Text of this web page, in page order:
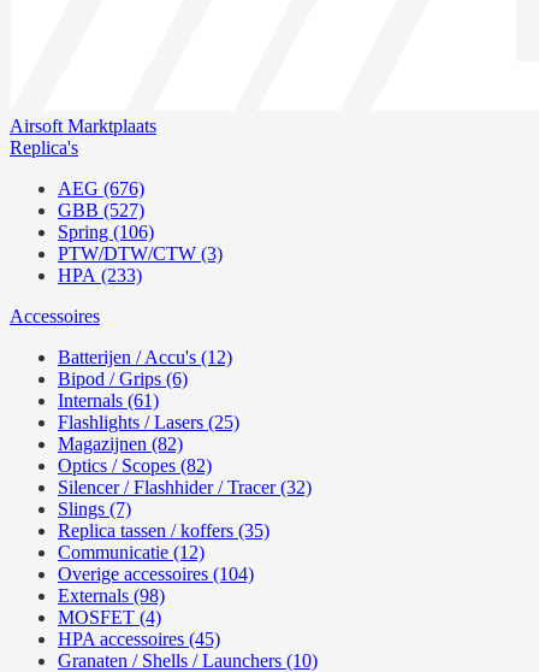
Airsoft Marktplaats
Replica's
AEG (676)
GBB (527)
Spring (106)
PTW/DTW/CTW (3)
HPA (233)
Accessoires
Batterijen / Accu's (12)
Bipod / Grips (6)
Internals (61)
Flashlights / Lasers (25)
Magazijnen (82)
Optics / Scopes (82)
Silencer / Flashhider / Tracer (32)
Slings (7)
Replica tassen / koffers (35)
Communicatie (12)
Overige accessoires (104)
Externals (98)
MOSFET (4)
HPA accessoires (45)
Granaten / Shells / Launchers (10)